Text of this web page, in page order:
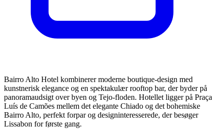
Bairro Alto Hotel kombinerer moderne boutique-design med
kunstnerisk elegance og en spektakulær rooftop bar, der byder på
panoramaudsigt over byen og Tejo-floden. Hotellet ligger på Praça
Luís de Camões mellem det elegante Chiado og det bohemiske
Bairro Alto, perfekt forpar og designinteresserede, der besøger
Lissabon for første gang.